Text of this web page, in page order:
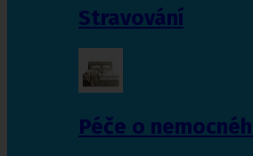
Stravování
Péče o